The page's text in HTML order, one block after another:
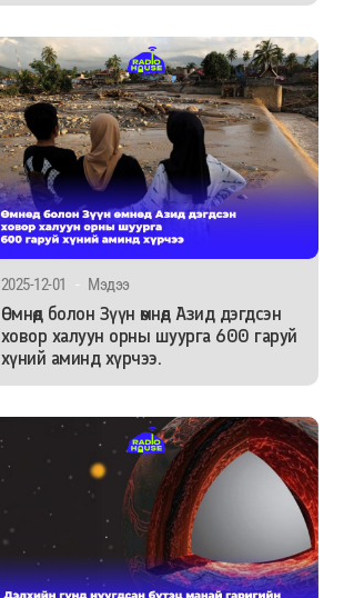
2025-12-01 - Мэдээ
Өмнөд болон Зүүн өмнөд Азид дэгдсэн
ховор халуун орны шуурга 600 гаруй
хүний аминд хүрчээ.